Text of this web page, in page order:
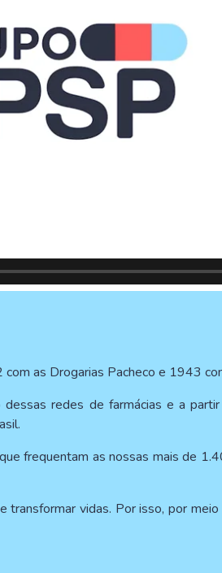
as Drogarias Pacheco e 1943
redes de farmácias e a
frequentam as nossas mais de
transformar vidas. Por isso, por